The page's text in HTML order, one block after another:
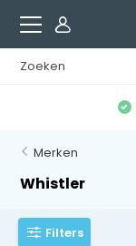
Merken
Whistler
Filters